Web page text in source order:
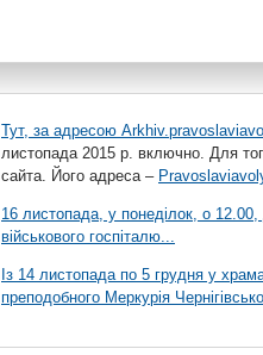
Тут, за адресою
листопада 2015 р. включно. Для
сайта. Його адреса –
16 листопада, у понеділок, о
військового госпіталю...
Із 14 листопада по 5 грудня у
преподобного Меркурія